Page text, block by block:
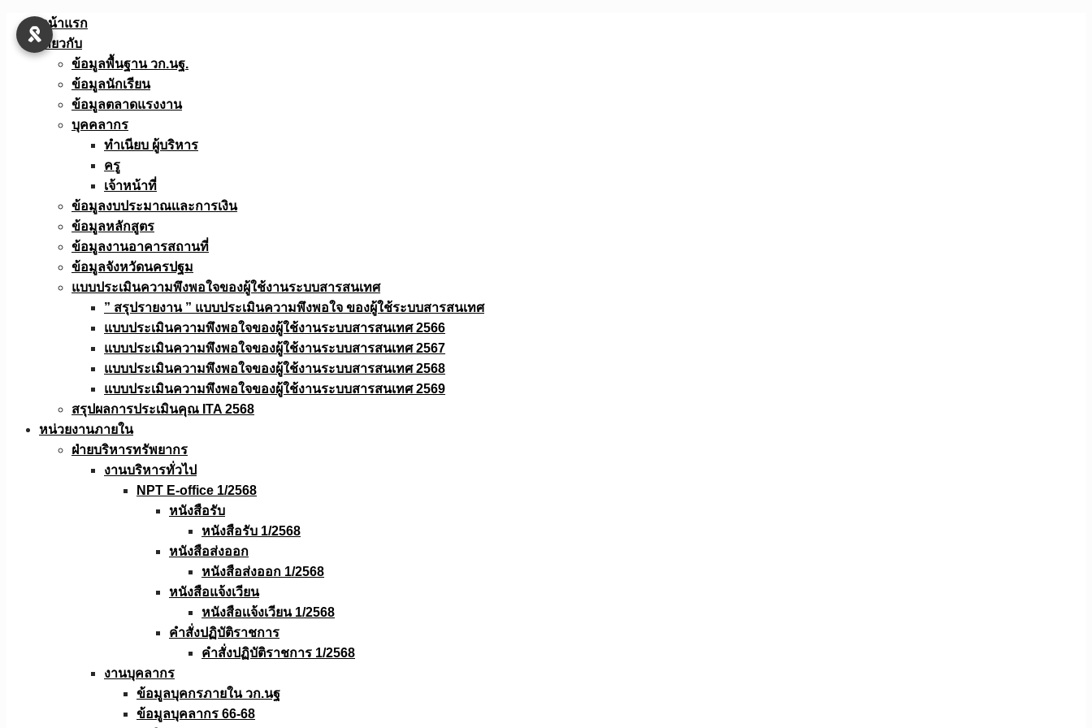
Skip
หน้าแรก
เกี่ยวกับ
ข้อมูลพื้นฐาน วก.นฐ.
ข้อมูลนักเรียน
ข้อมูลตลาดแรงงาน
บุคคลากร
ทำเนียบ ผู้บริหาร
ครู
เจ้าหน้าที่
ข้อมูลงบประมาณเเละการเงิน
ข้อมูลหลักสูตร
ข้อมูลงานอาคารสถานที่
ข้อมูลจังหวัดนครปฐม
แบบประเมินความพึงพอใจของผู้ใช้งานระบบสารสนเทศ
” สรุปรายงาน ” แบบประเมินความพึงพอใจ ของผู้ใช้ระบบสารสนเทศ
แบบประเมินความพึงพอใจของผู้ใช้งานระบบสารสนเทศ 2566
แบบประเมินความพึงพอใจของผู้ใช้งานระบบสารสนเทศ 2567
แบบประเมินความพึงพอใจของผู้ใช้งานระบบสารสนเทศ 2568
แบบประเมินความพึงพอใจของผู้ใช้งานระบบสารสนเทศ 2569
สรุปผลการประเมินคุณ ITA 2568
หน่วยงานภายใน
ฝ่ายบริหารทรัพยากร
งานบริหารทั่วไป
NPT E-office 1/2568
หนังสือรับ
หนังสือรับ 1/2568
หนังสือส่งออก
หนังสือส่งออก 1/2568
หนังสือแจ้งเวียน
หนังสือเเจ้งเวียน 1/2568
คำสั่งปฏิบัติราชการ
คำสั่งปฏิบัติราชการ 1/2568
งานบุคลากร
ข้อมูลบุคกรภายใน วก.นฐ
ข้อมูลบุคลากร 66-68